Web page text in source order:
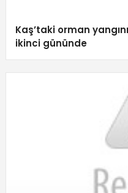
Kaş’taki orman
ikinci gününde